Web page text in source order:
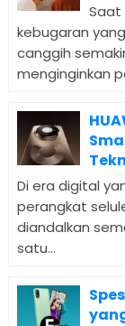
Saat
kebugaran
canggih
menginginkan
Di era digital
perangkat
diandalkan
satu...